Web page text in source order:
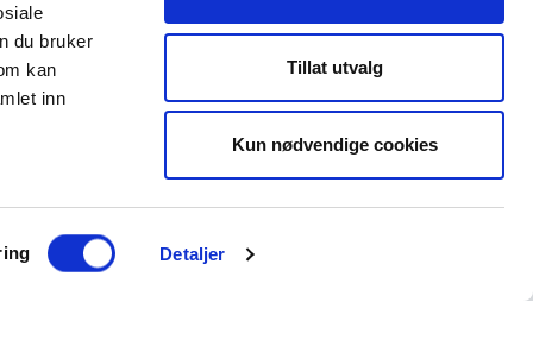
du bruker
kan
inn
Detaljer
Tillat utvalg
Kun nødvendige cookies
91 40 00
Leveranseområder
Elektroinstallasjon
Elforsyning